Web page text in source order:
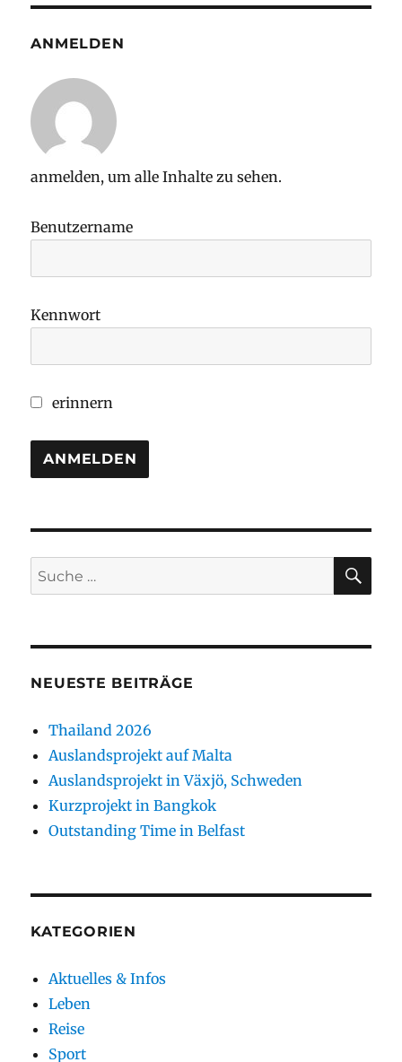
ANMELDEN
anmelden, um alle Inhalte zu sehen.
Benutzername
Kennwort
erinnern
Suche
nach:
NEUESTE BEITRÄGE
Thailand 2026
Auslandsprojekt auf Malta
Auslandsprojekt in Växjö, Schweden
Kurzprojekt in Bangkok
Outstanding Time in Belfast
KATEGORIEN
Aktuelles & Infos
Leben
Reise
Sport